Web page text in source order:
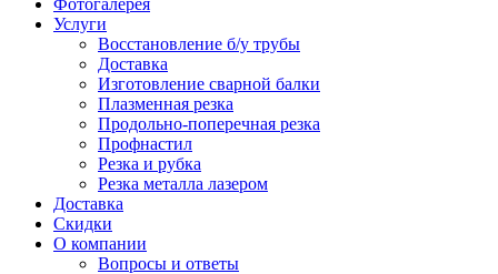
Фотогалерея
Услуги
Восстановление б/у трубы
Доставка
Изготовление сварной балки
Плазменная резка
Продольно-поперечная резка
Профнастил
Резка и рубка
Резка металла лазером
Доставка
Скидки
О компании
Вопросы и ответы